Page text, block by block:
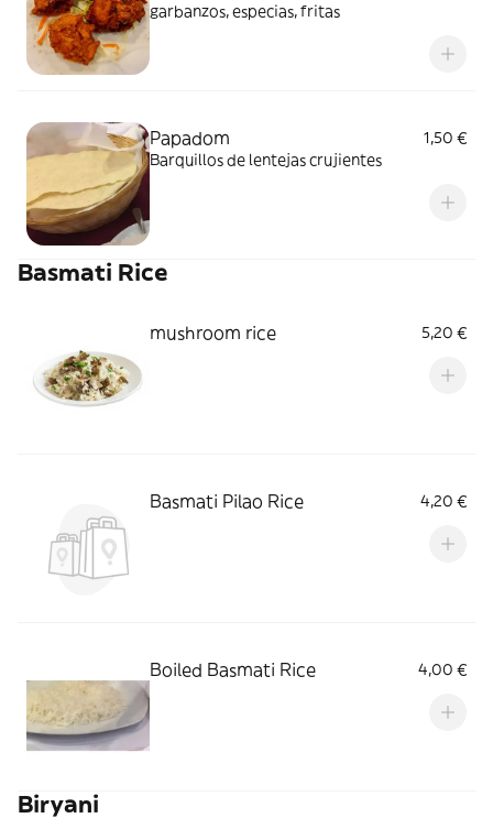
garbanzos, especias, fritas
Papadom
1,50 €
Barquillos de lentejas crujientes
Basmati Rice
mushroom rice 5,20 €
Basmati Pilao Rice 4,20 €
Boiled Basmati Rice 4,00 €
Biryani